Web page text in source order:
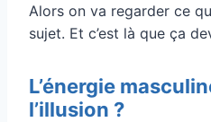
Alors on va regarder ce
sujet. Et c’est là que ça
L’énergie
l’illusion ?